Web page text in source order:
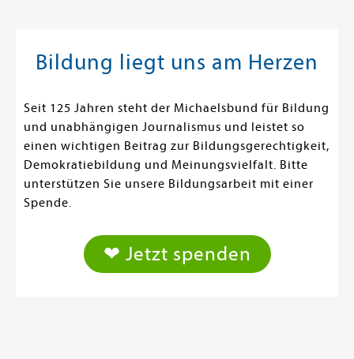
Bildung liegt uns am Herzen
Seit 125 Jahren steht der Michaelsbund für Bildung
und unabhängigen Journalismus und leistet so
einen wichtigen Beitrag zur Bildungsgerechtigkeit,
Demokratiebildung und Meinungsvielfalt. Bitte
unterstützen Sie unsere Bildungsarbeit mit einer
Spende.
❤ Jetzt spenden